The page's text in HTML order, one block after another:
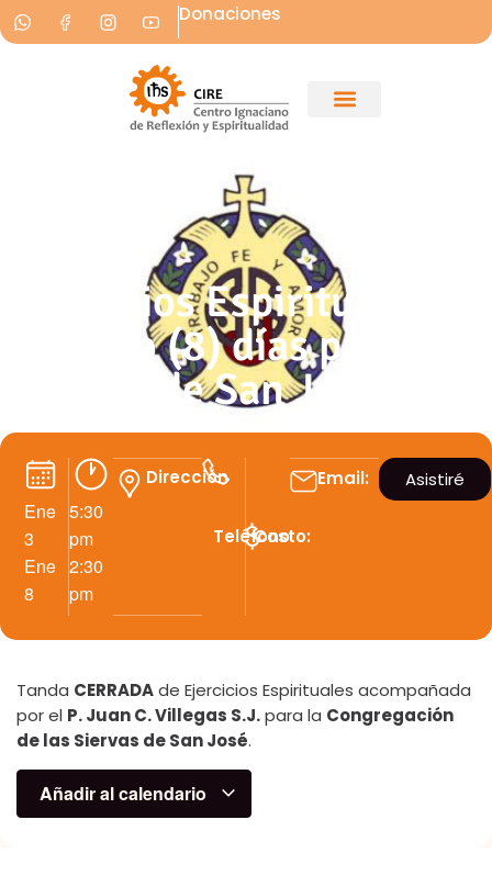
Donaciones
Ejercicios Espirituales
de ocho (8) días para las
Siervas de San José
Ene
3
Ene
8
5:30
pm
2:30
pm
Dirección
Teléfono
Costo:
Email: Asistiré
Tanda CERRADAde Ejercicios Espirituales acompañada
por el P. Juan C. Villegas S.J.para la Congregación
de las Siervas de San José.
Añadir al calendario